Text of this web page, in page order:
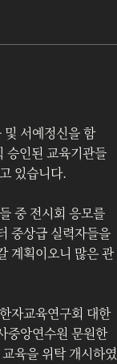
서예정신을 함
승인된 교육기관들
있습니다.
중 전시회 응모를
중상급 실력자들을
계획이오니 많은 관
자교육연구회 대한
중앙연수원 문원한
육을 위탁 개시하였